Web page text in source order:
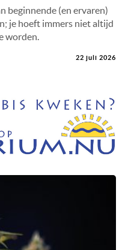
beginnende (en ervaren)
je hoeft immers niet altijd
worden.
22 juli 2026